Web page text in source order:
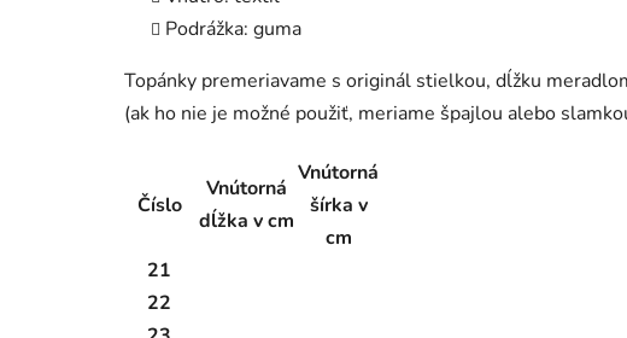
Podrážka: guma
Topánky premeriavame s originál stielkou, dĺžku
(ak ho nie je možné použiť, meriame špajlou alebo
Číslo
Vnútorná
dĺžka v cm
Vnútorná
šírka v
cm
21
22